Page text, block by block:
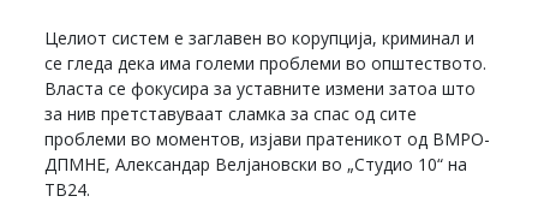
Целиот систем е заглавен во корупција, криминал и
се гледа дека има големи проблеми во општеството.
Власта се фокусира за уставните измени затоа што
за нив претставуваат сламка за спас од сите
проблеми во моментов, изјави пратеникот од ВМРО-
ДПМНЕ, Александар Велјановски во „Студио 10“ на
ТВ24.